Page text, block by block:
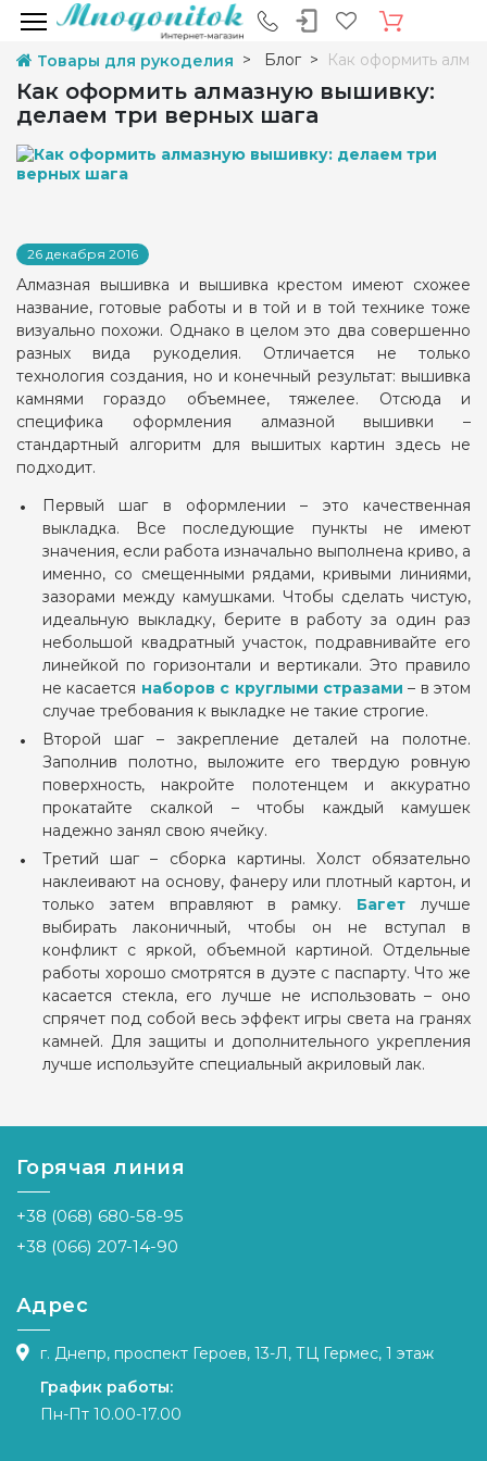
Товары для рукоделия Блог Как оформить
Как оформить алмазную вышивку:
делаем три верных шага
26 декабря 2016
Алмазная вышивка и вышивка крестом имеют схожее
название, готовые работы и в той и в той технике тоже
визуально похожи. Однако в целом это два совершенно
разных вида рукоделия. Отличается не только
технология создания, но и конечный результат: вышивка
камнями гораздо объемнее, тяжелее. Отсюда и
специфика оформления алмазной вышивки –
стандартный алгоритм для вышитых картин здесь не
подходит.
Первый шаг в оформлении – это качественная
выкладка. Все последующие пункты не имеют
значения, если работа изначально выполнена криво, а
именно, со смещенными рядами, кривыми линиями,
зазорами между камушками. Чтобы сделать чистую,
идеальную выкладку, берите в работу за один раз
небольшой квадратный участок, подравнивайте его
линейкой по горизонтали и вертикали. Это правило
не касается наборов с круглыми стразами – в этом
случае требования к выкладке не такие строгие.
Второй шаг – закрепление деталей на полотне.
Заполнив полотно, выложите его твердую ровную
поверхность, накройте полотенцем и аккуратно
прокатайте скалкой – чтобы каждый камушек
надежно занял свою ячейку.
Третий шаг – сборка картины. Холст обязательно
наклеивают на основу, фанеру или плотный картон, и
только затем вправляют в рамку. Багет лучше
выбирать лаконичный, чтобы он не вступал в
конфликт с яркой, объемной картиной. Отдельные
работы хорошо смотрятся в дуэте с паспарту. Что же
касается стекла, его лучше не использовать – оно
спрячет под собой весь эффект игры света на гранях
камней. Для защиты и дополнительного укрепления
лучше используйте специальный акриловый лак.
Горячая линия
+38 (068) 680-58-95
+38 (066) 207-14-90
Адрес
г. Днепр, проспект Героев, 13-Л, ТЦ Гермес, 1 этаж
График работы:
Пн-Пт 10.00-17.00